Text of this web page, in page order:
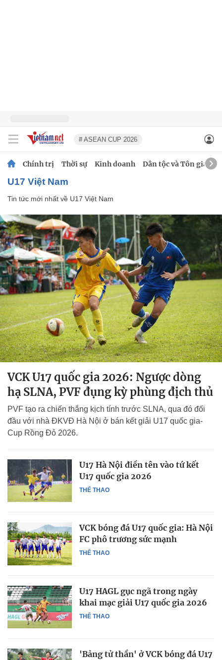
# ASEAN CUP 2026
Chính trị Thời sự Kinh doanh Dân tộc và Tôn giáo
U17 Việt Nam
Tin tức mới nhất về U17 Việt Nam
VCK U17 quốc gia 2026: Ngược dòng
hạ SLNA, PVF đụng kỳ phùng địch thủ
PVF tạo ra chiến thắng kịch tính trước SLNA, qua đó đối
đầu với nhà ĐKVĐ Hà Nội ở bán kết giải U17 quốc gia-
Cup Rồng Đỏ 2026.
THỂ THAO
U17 Hà Nội điền tên vào tứ kết
U17 quốc gia 2026
THỂ THAO
VCK bóng đá U17 quốc gia: Hà Nội
FC phô trương sức mạnh
THỂ THAO
U17 HAGL gục ngã trong ngày
khai mạc giải U17 quốc gia 2026
'Bảng tử thần' ở VCK bóng đá U17